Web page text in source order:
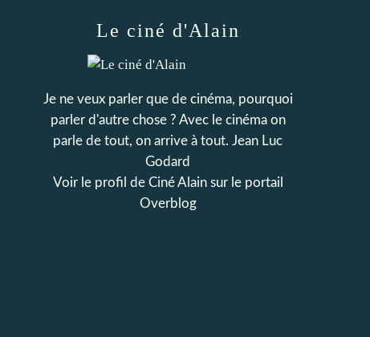
Le ciné d'Alain
Je ne veux parler que de cinéma, pourquoi
parler d'autre chose ? Avec le cinéma on
parle de tout, on arrive à tout. Jean Luc
Godard
Voir le profil de Ciné Alainsur le portail
Overblog